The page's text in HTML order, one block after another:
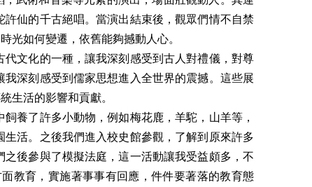
仙的千古絕唱。當演出結束後，觀眾們情不自禁
如何變遷，依舊能夠撼動人心。
文化的一種，讓我深刻感受到古人對禮儀，對尊
深刻感受到儒家思想進入全世界的震撼。這些展
生活的影響和貢獻。
養了許多小動物，例如梅花鹿，羊駝，山羊等，
活。之後我們進入校史館參觀，了解到原來許多
後參與了模擬法庭，這一活動讓我受益頗多，不
教育，實施著事事有回應，件件要著落的教育態